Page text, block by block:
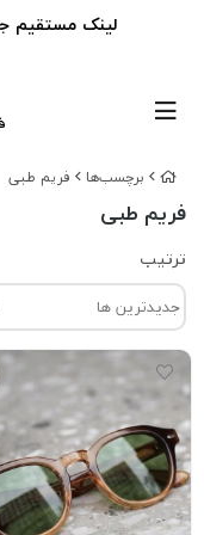
برچسب‌ها فریم طبی
فریم طبی
ترتیب
لینک مستقیم